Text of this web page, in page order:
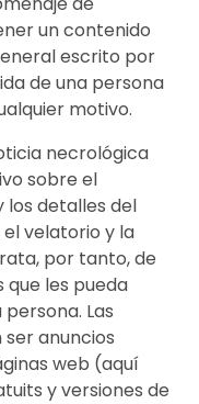
un contenido
escrito por
de una persona
motivo.
necrológica
sobre el
los detalles del
velatorio y la
por tanto, de
que les pueda
Las
anuncios
web (aquí
y versiones de